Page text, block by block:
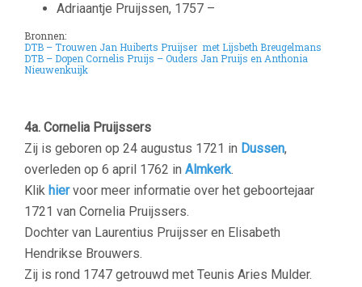
Adriaantje Pruijssen, 1757 –
Bronnen:
DTB – Trouwen Jan Huiberts Pruijser met Lijsbeth Breugelmans
DTB – Dopen Cornelis Pruijs – Ouders Jan Pruijs en Anthonia
Nieuwenkuijk
4a. Cornelia Pruijssers
Zij is geboren op 24 augustus 1721 in Dussen,
overleden op 6 april 1762 in Almkerk.
Klik hiervoor meer informatie over het geboortejaar
1721 van Cornelia Pruijssers.
Dochter van Laurentius Pruijsser en Elisabeth
Hendrikse Brouwers.
Zij is rond 1747 getrouwd met Teunis Aries Mulder.